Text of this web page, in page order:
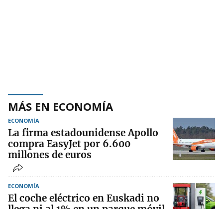
MÁS EN ECONOMÍA
ECONOMÍA
La firma estadounidense Apollo
compra EasyJet por 6.600
millones de euros
ECONOMÍA
El coche eléctrico en Euskadi no